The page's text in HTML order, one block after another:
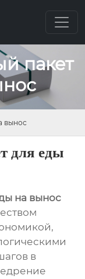
пакет
вынос
для еды
на вынос
в